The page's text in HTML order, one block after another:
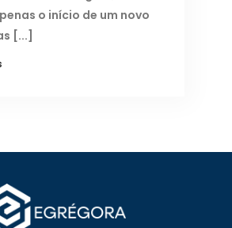
o início de um novo